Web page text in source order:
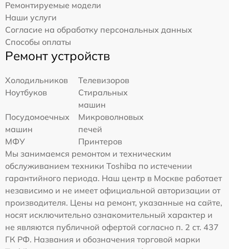
Ремонтируемые модели
Наши услуги
Согласие на обработку персональных данных
Способы оплаты
Ремонт устройств
Холодильников
Телевизоров
Ноутбуков
Стиральных
машин
Посудомоечных
машин
Микроволновых
печей
МФУ
Принтеров
Мы занимаемся ремонтом и техническим
обслуживанием техники Toshiba по истечении
гарантийного периода. Наш центр в Москве работает
независимо и не имеет официальной авторизации от
производителя. Цены на ремонт, указанные на сайте,
носят исключительно ознакомительный характер и
не являются публичной офертой согласно п. 2 ст. 437
ГК РФ. Названия и обозначения торговой марки